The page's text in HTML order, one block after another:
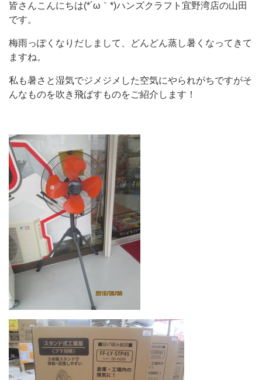
皆さんこんにちは(*´ω｀*)ハンズクラフト宜野湾店の山田
です。
梅雨っぽくなりだしまして、どんどん蒸し暑くなってきて
ますね。
私も暑さと湿気でジメジメした空気にやられがちですがそ
んなものを吹き飛ばすものをご紹介します！